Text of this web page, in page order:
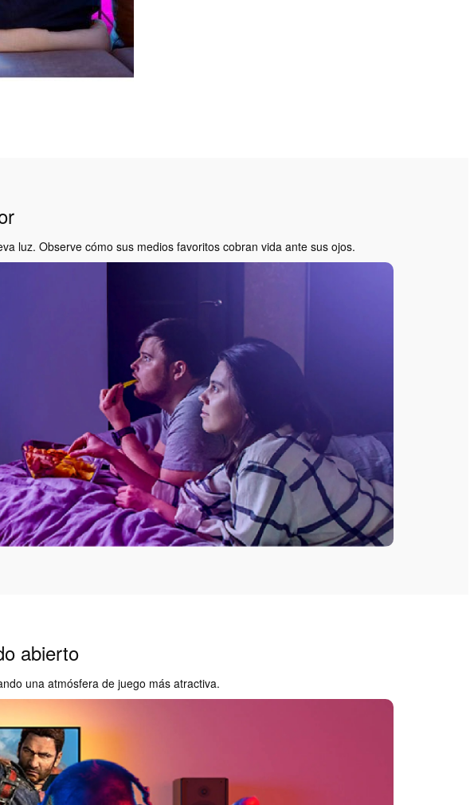
luz. Observe cómo sus medios favoritos cobran vida ante sus ojos.
abierto
una atmósfera de juego más atractiva.